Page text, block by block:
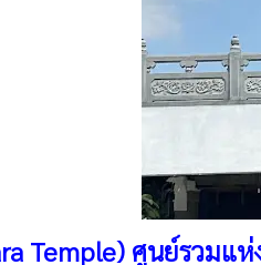
Temple) ศูนย์รวมแ